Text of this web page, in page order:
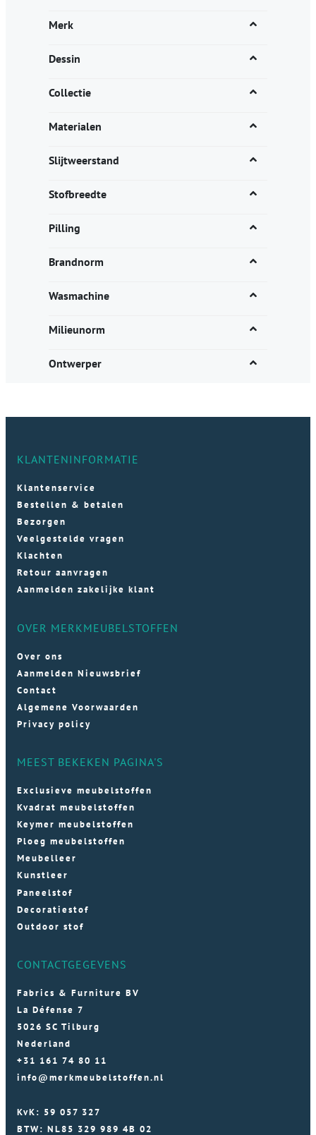
Merk
Dessin
Collectie
Materialen
Slijtweerstand
Stofbreedte
Pilling
Brandnorm
Wasmachine
Milieunorm
Ontwerper
KLANTENINFORMATIE
Klantenservice
Bestellen & betalen
Bezorgen
Veelgestelde vragen
Klachten
Retour aanvragen
Aanmelden zakelijke klant
OVER MERKMEUBELSTOFFEN
Over ons
Aanmelden Nieuwsbrief
Contact
Algemene Voorwaarden
Privacy policy
MEEST BEKEKEN PAGINA'S
Exclusieve meubelstoffen
Kvadrat meubelstoffen
Keymer meubelstoffen
Ploeg meubelstoffen
Meubelleer
Kunstleer
Paneelstof
Decoratiestof
Outdoor stof
CONTACTGEGEVENS
Fabrics & Furniture BV
La Défense 7
5026 SC Tilburg
Nederland
+31 161 74 80 11
info@merkmeubelstoffen.nl
KvK: 59 057 327
BTW: NL85 329 989 4B 02